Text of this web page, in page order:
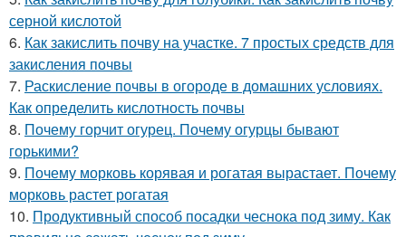
серной кислотой
6. Как закислить почву на участке. 7 простых средств для
закисления почвы
7. Раскисление почвы в огороде в домашних условиях.
Как определить кислотность почвы
8. Почему горчит огурец. Почему огурцы бывают
горькими?
9. Почему морковь корявая и рогатая вырастает. Почему
морковь растет рогатая
10. Продуктивный способ посадки чеснока под зиму. Как